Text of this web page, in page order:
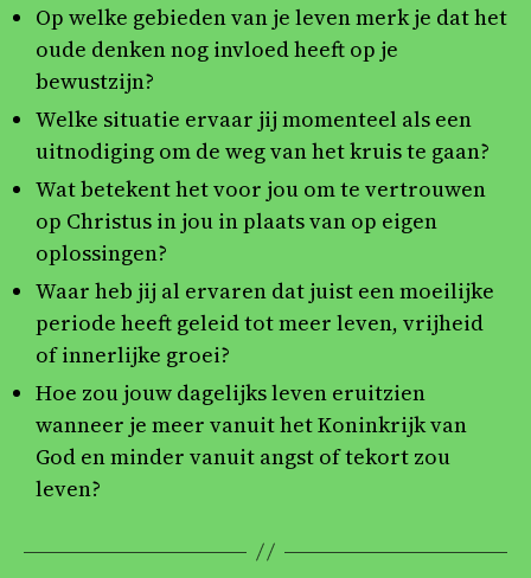
Op welke gebieden van je leven merk je dat het
oude denken nog invloed heeft op je
bewustzijn?
Welke situatie ervaar jij momenteel als een
uitnodiging om de weg van het kruis te gaan?
Wat betekent het voor jou om te vertrouwen
op Christus in jou in plaats van op eigen
oplossingen?
Waar heb jij al ervaren dat juist een moeilijke
periode heeft geleid tot meer leven, vrijheid
of innerlijke groei?
Hoe zou jouw dagelijks leven eruitzien
wanneer je meer vanuit het Koninkrijk van
God en minder vanuit angst of tekort zou
leven?